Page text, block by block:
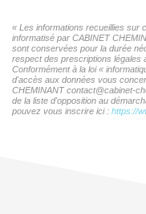
« Les informations recueillies sur
informatisé par CABINET
sont conservées pour la durée
respect des prescriptions légales
Conformément à la loi «
d'accès aux données vous
CHEMINANT contact@cabinet-
de la liste d'opposition au
pouvez vous inscrire ici : https://